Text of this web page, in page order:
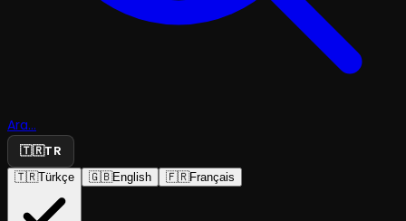
Ara...
🇹🇷TR
🇹🇷Türkçe 🇬🇧English 🇫🇷Français